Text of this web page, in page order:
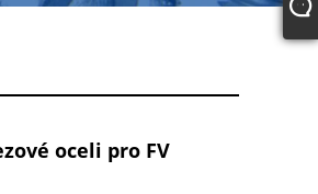
oceli pro FV